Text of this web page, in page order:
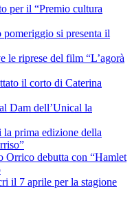
per il “Premio cultura
si presenta il
le riprese del film “L’agorà
il corto di Caterina
Dam dell’Unical la
prima edizione della
debutta con “Hamlet
il 7 aprile per la stagione